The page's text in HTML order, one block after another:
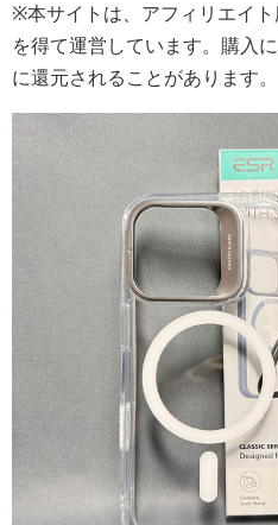
※本サイトは、アフィリエイ
を得て運営しています。購入
に還元されることがあります。